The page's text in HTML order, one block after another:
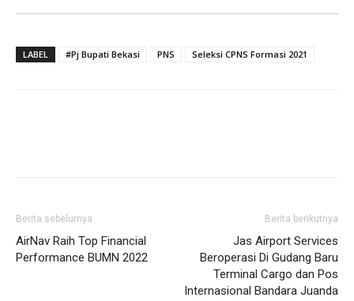
LABEL #Pj Bupati Bekasi PNS Seleksi CPNS Formasi 2021
Berita sebelumya
AirNav Raih Top Financial
Performance BUMN 2022
Berita berikutnya
Jas Airport Services
Beroperasi Di Gudang Baru
Terminal Cargo dan Pos
Internasional Bandara Juanda